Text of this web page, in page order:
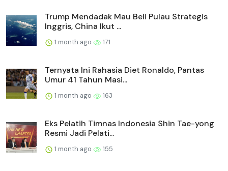
Trump Mendadak Mau Beli Pulau Strategis
Inggris, China Ikut ...
1 month ago 171
Ternyata Ini Rahasia Diet Ronaldo, Pantas
Umur 41 Tahun Masi...
1 month ago 163
Eks Pelatih Timnas Indonesia Shin Tae-yong
Resmi Jadi Pelati...
1 month ago 155